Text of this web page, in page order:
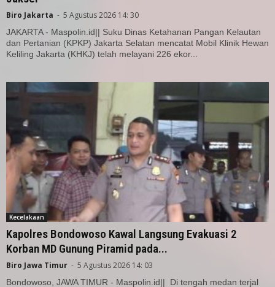
Biro Jakarta - 5 Agustus 2026 14: 30
JAKARTA - Maspolin.id|| Suku Dinas Ketahanan Pangan Kelautan
dan Pertanian (KPKP) Jakarta Selatan mencatat Mobil Klinik Hewan
Keliling Jakarta (KHKJ) telah melayani 226 ekor...
Kecelakaan
Kapolres Bondowoso Kawal Langsung Evakuasi 2
Korban MD Gunung Piramid pada...
Biro Jawa Timur - 5 Agustus 2026 14: 03
Bondowoso, JAWA TIMUR - Maspolin.id|| Di tengah medan terjal